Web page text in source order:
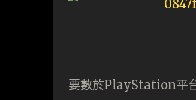
要數於PlayStation平